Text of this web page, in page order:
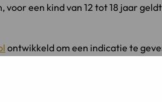
een kind van 12 tot 18 jaar
ontwikkeld om een indicatie te